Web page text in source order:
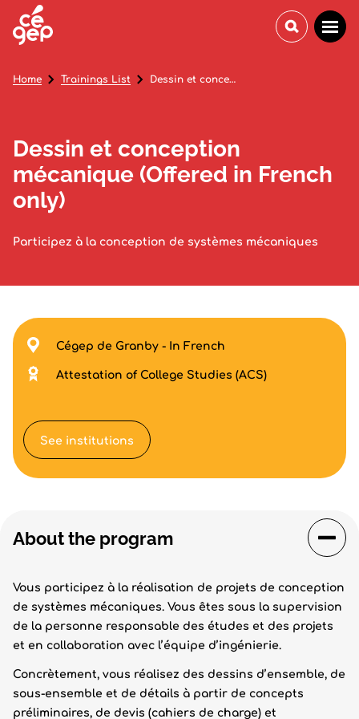
Dessin et conception
mécanique (Offered in French
only)
Participez à la conception de systèmes mécaniques
Home Trainings List Dessin et conception mécanique (Offered in French only)
About the program
Vous participez à la réalisation de projets de conception
de systèmes mécaniques. Vous êtes sous la supervision
de la personne responsable des études et des projets
et en collaboration avec l’équipe d’ingénierie.
Concrètement, vous réalisez des dessins d’ensemble, de
sous-ensemble et de détails à partir de concepts
préliminaires, de devis (cahiers de charge) et
Cégep de Granby - In French
Attestation of College Studies (ACS)
See institutions